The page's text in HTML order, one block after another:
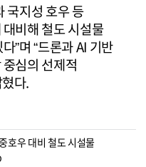
국지성 호우 등
비해 철도 시설물
”며 “드론과 AI 기반
심의 선제적
다.
호우 대비 철도 시설물